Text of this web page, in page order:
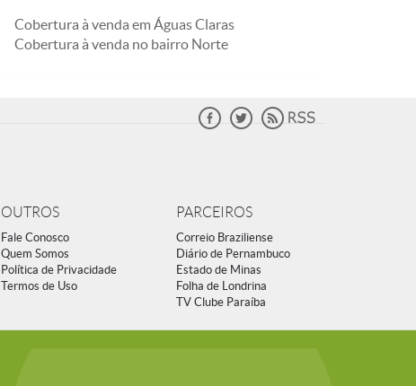
Cobertura à venda em Águas Claras
Cobertura à venda no bairro Norte
OUTROS
Fale Conosco
Quem Somos
Política de Privacidade
Termos de Uso
PARCEIROS
Correio Braziliense
Diário de Pernambuco
Estado de Minas
Folha de Londrina
TV Clube Paraíba